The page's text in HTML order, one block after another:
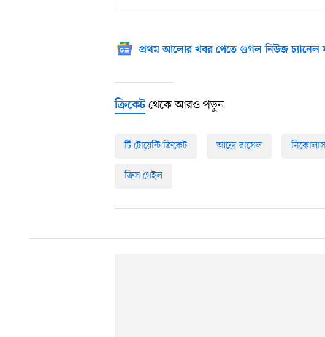
প্রথম আলোর খবর পেতে গুগল নিউজ
ক্রিকেটথেকে আরও পড়ুন
টি টোয়েন্টি ক্রিকেট আন্দ্রে রাসেল
ক্রিস গেইল